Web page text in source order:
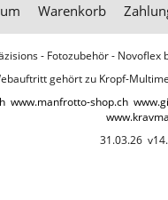
Warenkorb
- Fotozubehör -
gehört zu Kropf-
www.manfrotto-shop.ch
31.03.26